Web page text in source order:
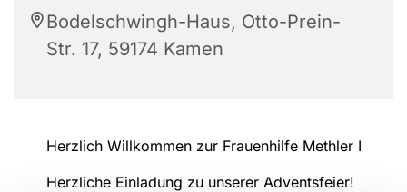
Bodelschwingh-Haus, Otto-Prein-
Str. 17, 59174 Kamen
Herzlich Willkommen zur Frauenhilfe Methler I
Herzliche Einladung zu unserer Adventsfeier!